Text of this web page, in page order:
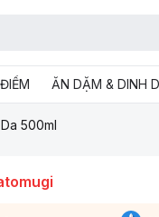
ĂN DẶM & DINH
500ml